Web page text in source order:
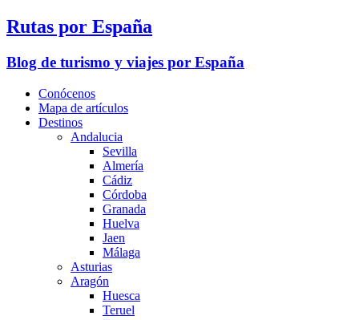
Rutas por España
Blog de turismo y viajes por España
Conócenos
Mapa de artículos
Destinos
Andalucia
Sevilla
Almería
Cádiz
Córdoba
Granada
Huelva
Jaen
Málaga
Asturias
Aragón
Huesca
Teruel